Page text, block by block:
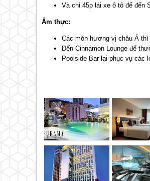
Và chỉ 45p lái xe ô tô để đến
Ẩm thực:
Các món hương vị châu Á
Đến Cinnamon Lounge để
Poolside Bar lại phục vụ các